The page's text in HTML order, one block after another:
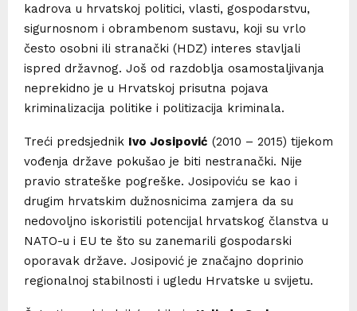
kadrova u hrvatskoj politici, vlasti, gospodarstvu,
sigurnosnom i obrambenom sustavu, koji su vrlo
često osobni ili stranački (HDZ) interes stavljali
ispred državnog. Još od razdoblja osamostaljivanja
neprekidno je u Hrvatskoj prisutna pojava
kriminalizacija politike i politizacija kriminala.
Treći predsjednik Ivo Josipović (2010 – 2015) tijekom
vođenja države pokušao je biti nestranački. Nije
pravio strateške pogreške. Josipoviću se kao i
drugim hrvatskim dužnosnicima zamjera da su
nedovoljno iskoristili potencijal hrvatskog članstva u
NATO-u i EU te što su zanemarili gospodarski
oporavak države. Josipović je značajno doprinio
regionalnoj stabilnosti i ugledu Hrvatske u svijetu.